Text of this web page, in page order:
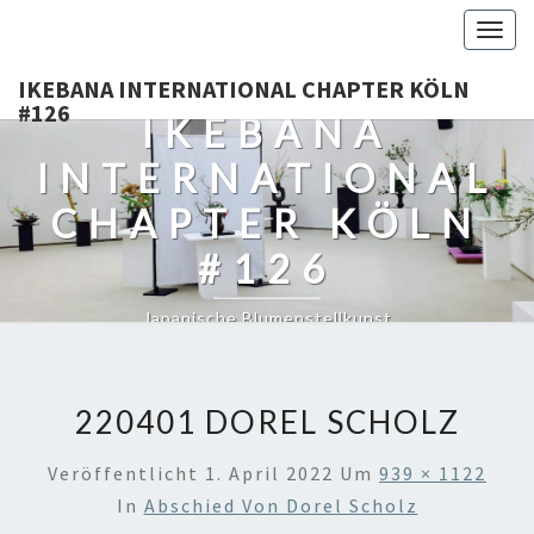
IKEBANA INTERNATIONAL CHAPTER KÖLN
#126
IKEBANA
INTERNATIONAL
CHAPTER KÖLN
#126
Japanische Blumenstellkunst
220401 DOREL SCHOLZ
Veröffentlicht 1. April 2022 Um 939 × 1122
In Abschied Von Dorel Scholz